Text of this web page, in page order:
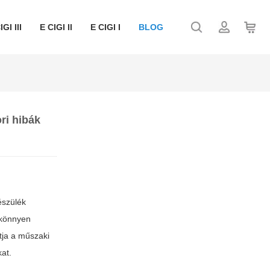
III E CIGI II E CIGI I BLOG
hibák
a műszaki